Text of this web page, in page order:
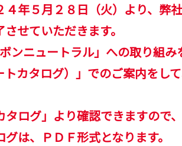
４年５月２８日（火）より、
せていただきます。
ンニュートラル」への取り組
カタログ）」でのご案内をして
ログ」より確認できますので
は、ＰＤＦ形式となります。